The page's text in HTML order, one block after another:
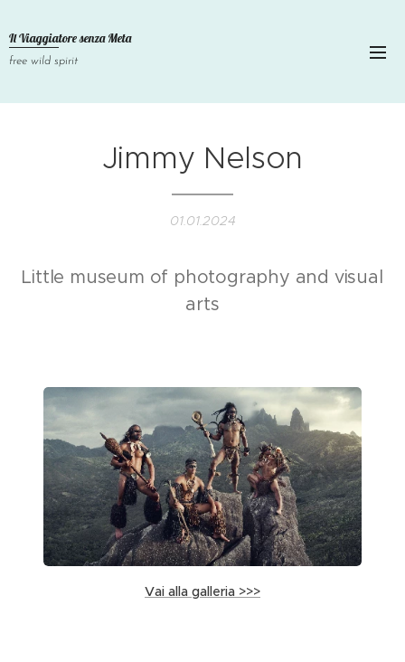
Il Viaggiatore senzaMeta
free wild spirit
Jimmy Nelson
01.01.2024
Little museum of photography and visual
arts
Vai alla galleria >>>